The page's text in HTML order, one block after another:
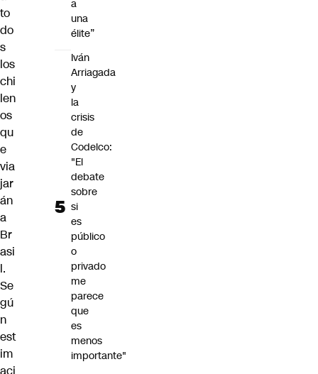
to
do
s
los
chi
len
os
qu
e
via
jar
án
a
Br
asi
l.
Se
gú
n
est
im
aci
a
una
élite”
Iván
Arriagada
y
la
crisis
de
Codelco:
"El
debate
sobre
si
es
público
o
privado
me
parece
que
es
menos
importante"